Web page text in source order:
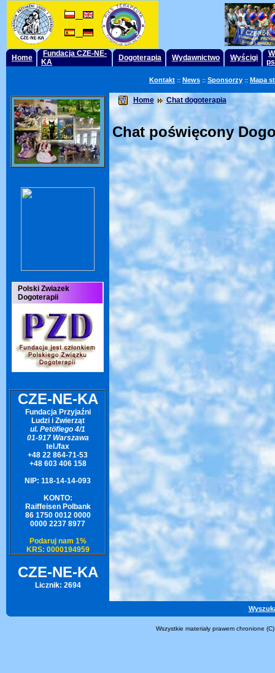
Home
Fundacja CZE-NE-
KA
Dogoterapia Wydawnictwo Wyścigi
Kontakt :: News :: Sponsorzy :: Mapa
Polski Zwiazek
Dogoterapii
CZE-NE-KA
Fundacja Przyjaźni
Ludzi i Zwierząt
ul. Petöfiego 4/1
01-917 Warszawa
tel./fax
+48 22 864-71-53
+48 603 406 158
NIP: 118-14-14-093
KONTO:
Raiffeisen Polbank
86 1750 0012 0000
0000 2237 8977
Podaruj nam 1%
KRS: 0000194959
CZE-NE-KA
Licznik: 2694
Home Chat dogoterapia
Chat poświęcony
Wszystkie materiały prawem chronione